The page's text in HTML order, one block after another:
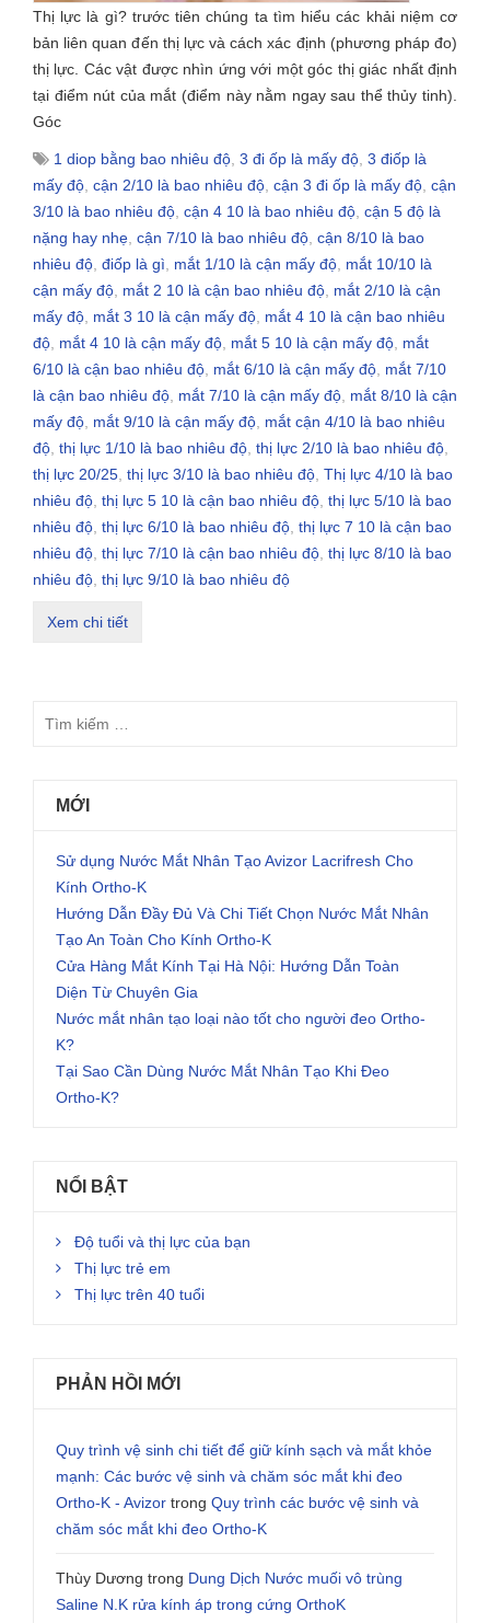
Thị lực là gì? trước tiên chúng ta tìm hiểu các khải niệm cơ
bản liên quan đến thị lực và cách xác định (phương pháp đo)
thị lực. Các vật được nhìn ứng với một góc thị giác nhất định
tại điểm nút của mắt (điểm này nằm ngay sau thể thủy tinh).
Góc
1 diop bằng bao nhiêu độ 3 đi ốp là mấy độ 3 điốp là
mấy độ cận 2/10 là bao nhiêu độ cận 3 đi ốp là mấy độ cận
3/10 là bao nhiêu độ cận 4 10 là bao nhiêu độ cận 5 độ là
nặng hay nhẹ cận 7/10 là bao nhiêu độ cận 8/10 là bao
nhiêu độ điốp là gì mắt 1/10 là cận mấy độ mắt 10/10 là
cận mấy độ mắt 2 10 là cận bao nhiêu độ mắt 2/10 là cận
mấy độ mắt 3 10 là cận mấy độ mắt 4 10 là cận bao nhiêu
độ mắt 4 10 là cận mấy độ mắt 5 10 là cận mấy độ mắt
6/10 là cận bao nhiêu độ mắt 6/10 là cận mấy độ mắt 7/10
là cận bao nhiêu độ mắt 7/10 là cận mấy độ mắt 8/10 là cận
mấy độ mắt 9/10 là cận mấy độ mắt cận 4/10 là bao nhiêu
độ thị lực 1/10 là bao nhiêu độ thị lực 2/10 là bao nhiêu độ
thị lực 20/25 thị lực 3/10 là bao nhiêu độ Thị lực 4/10 là bao
nhiêu độ thị lực 5 10 là cận bao nhiêu độ thị lực 5/10 là bao
nhiêu độ thị lực 6/10 là bao nhiêu độ thị lực 7 10 là cận bao
nhiêu độ thị lực 7/10 là cận bao nhiêu độ thị lực 8/10 là bao
nhiêu độ thị lực 9/10 là bao nhiêu độ
Xem chi tiết
MỚI
Sử dụng Nước Mắt Nhân Tạo Avizor Lacrifresh Cho
Kính Ortho-K
Hướng Dẫn Đầy Đủ Và Chi Tiết Chọn Nước Mắt Nhân
Tạo An Toàn Cho Kính Ortho-K
Cửa Hàng Mắt Kính Tại Hà Nội: Hướng Dẫn Toàn
Diện Từ Chuyên Gia
Nước mắt nhân tạo loại nào tốt cho người đeo Ortho-
K?
Tại Sao Cần Dùng Nước Mắt Nhân Tạo Khi Đeo
Ortho-K?
NỔI BẬT
Độ tuổi và thị lực của bạn
Thị lực trẻ em
Thị lực trên 40 tuổi
PHẢN HỒI MỚI
Quy trình vệ sinh chi tiết để giữ kính sạch và mắt khỏe
mạnh: Các bước vệ sinh và chăm sóc mắt khi đeo
Ortho-K - Avizor trong Quy trình các bước vệ sinh và
chăm sóc mắt khi đeo Ortho-K
Thùy Dương trong Dung Dịch Nước muối vô trùng
Saline N.K rửa kính áp trong cứng OrthoK